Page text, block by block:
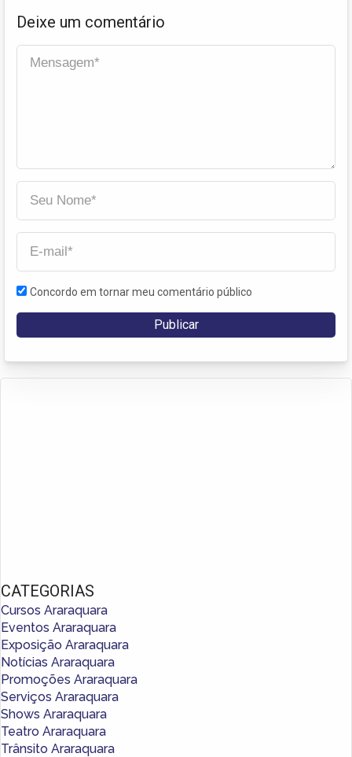
Deixe um comentário
Concordo em tornar meu comentário público
CATEGORIAS
Cursos Araraquara
Eventos Araraquara
Exposição Araraquara
Notícias Araraquara
Promoções Araraquara
Serviços Araraquara
Shows Araraquara
Teatro Araraquara
Trânsito Araraquara